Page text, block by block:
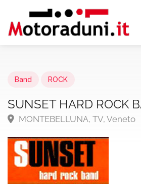
Band ROCK
SUNSET HARD ROCK
MONTEBELLUNA, TV, Veneto